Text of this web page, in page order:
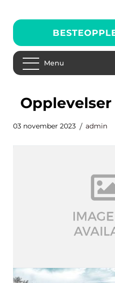
Menu
03 november 2023 admin